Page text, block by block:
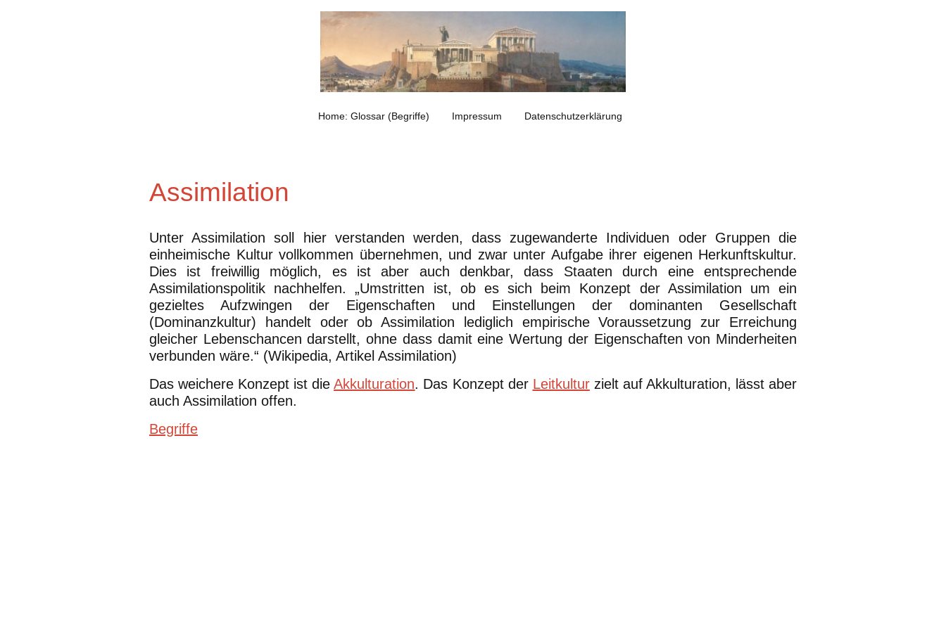
Home: Glossar (Begriffe) Impressum Datenschutzerklärung
Assimilation
Unter Assimilation soll hier verstanden werden, dass zugewanderte Individuen oder Gruppen die
einheimische Kultur vollkommen übernehmen, und zwar unter Aufgabe ihrer eigenen Herkunftskultur.
Dies ist freiwillig möglich, es ist aber auch denkbar, dass Staaten durch eine entsprechende
Assimilationspolitik nachhelfen. „Umstritten ist, ob es sich beim Konzept der Assimilation um ein
gezieltes Aufzwingen der Eigenschaften und Einstellungen der dominanten Gesellschaft
(Dominanzkultur) handelt oder ob Assimilation lediglich empirische Voraussetzung zur Erreichung
gleicher Lebenschancen darstellt, ohne dass damit eine Wertung der Eigenschaften von Minderheiten
verbunden wäre.“ (Wikipedia, Artikel Assimilation)
Das weichere Konzept ist dieAkkulturation. Das Konzept der Leitkulturzielt auf Akkulturation, lässt aber
auch Assimilation offen.
Begriffe